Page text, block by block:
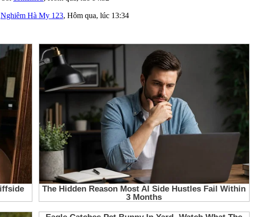
Nghiêm Hà My 123, Hôm qua, lúc 13:34